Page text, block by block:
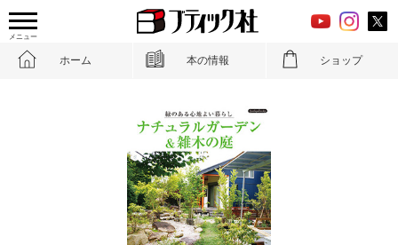
メニュー
ホーム 本の情報 ショップ